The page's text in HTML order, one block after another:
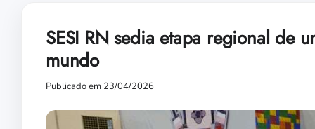
SESI RN sedia etapa regional de
mundo
Publicado em 23/04/2026